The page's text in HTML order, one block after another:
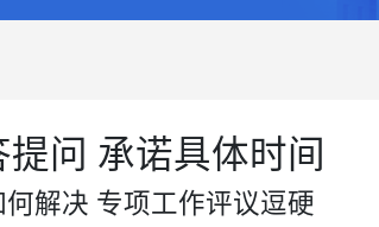
问 承诺具体时间
解决 专项工作评议逗硬